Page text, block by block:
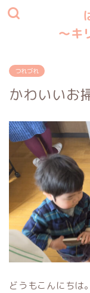
〜キ
つれづれ
かわいいお
どうもこんにちは。